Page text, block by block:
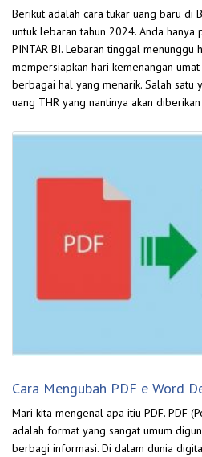
Berikut adalah cara tukar uang baru di
untuk lebaran tahun 2024. Anda hanya
PINTAR BI. Lebaran tinggal menunggu
mempersiapkan hari kemenangan
berbagai hal yang menarik. Salah satu
uang THR yang nantinya akan
Cara Mengubah PDF e Word
Mari kita mengenal apa itiu PDF. PDF
adalah format yang sangat umum
berbagi informasi. Di dalam dunia